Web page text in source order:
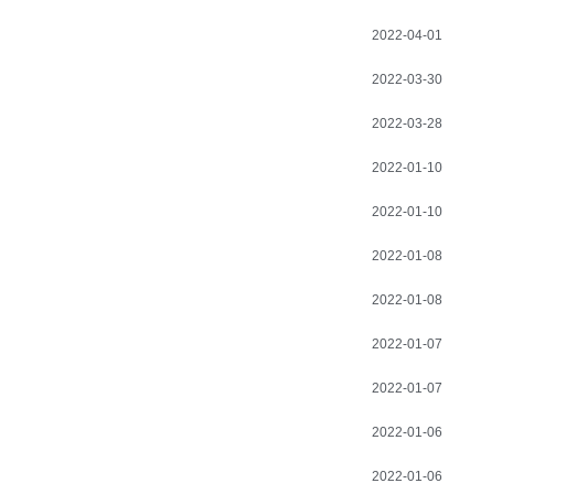
2022-04-01
2022-03-30
2022-03-28
2022-01-10
2022-01-10
2022-01-08
2022-01-08
2022-01-07
2022-01-07
2022-01-06
2022-01-06